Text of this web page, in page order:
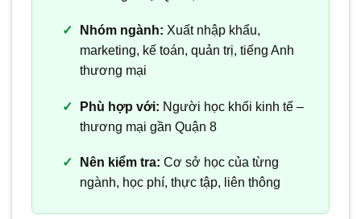
Nhóm ngành: Xuất nhập khẩu,
marketing, kế toán, quản trị, tiếng Anh
thương mại
Phù hợp với: Người học khối kinh tế –
thương mại gần Quận 8
Nên kiểm tra: Cơ sở học của từng
ngành, học phí, thực tập, liên thông